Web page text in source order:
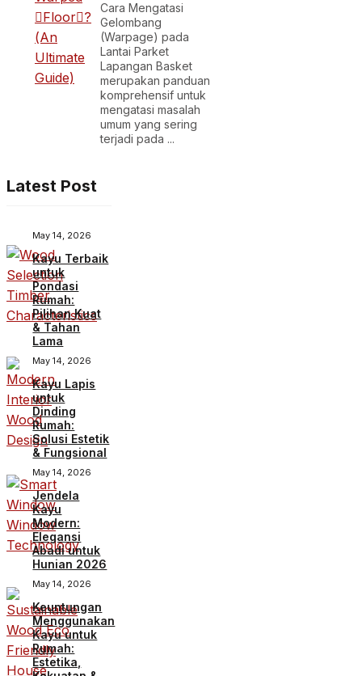
Cara Mengatasi
Gelombang
(Warpage) pada
Lantai Parket
Lapangan Basket
merupakan panduan
komprehensif untuk
mengatasi masalah
umum yang sering
terjadi pada ...
Latest Post
May 14, 2026
Kayu Terbaik
untuk
Pondasi
Rumah:
Pilihan Kuat
& Tahan
Lama
May 14, 2026
Kayu Lapis
untuk
Dinding
Rumah:
Solusi Estetik
& Fungsional
May 14, 2026
Jendela
Kayu
Modern:
Elegansi
Abadi untuk
Hunian 2026
May 14, 2026
Keuntungan
Menggunakan
Kayu untuk
Rumah:
Estetika,